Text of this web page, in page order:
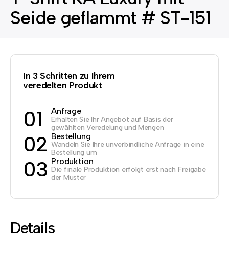
Seide geflammt # ST-151
In 3 Schritten zu Ihrem
veredelten Produkt
01 Anfrage
Erhalten Sie Ihr Angebot auf Basis der
gewählten Veredelung und Mengen
02 Bestellung
Wandeln Sie Ihre unverbindliche Anfrage in eine
Bestellung um
03 Produktion
Die finale Produktion erfolgt erst nach Freigabe
der Muster
Details